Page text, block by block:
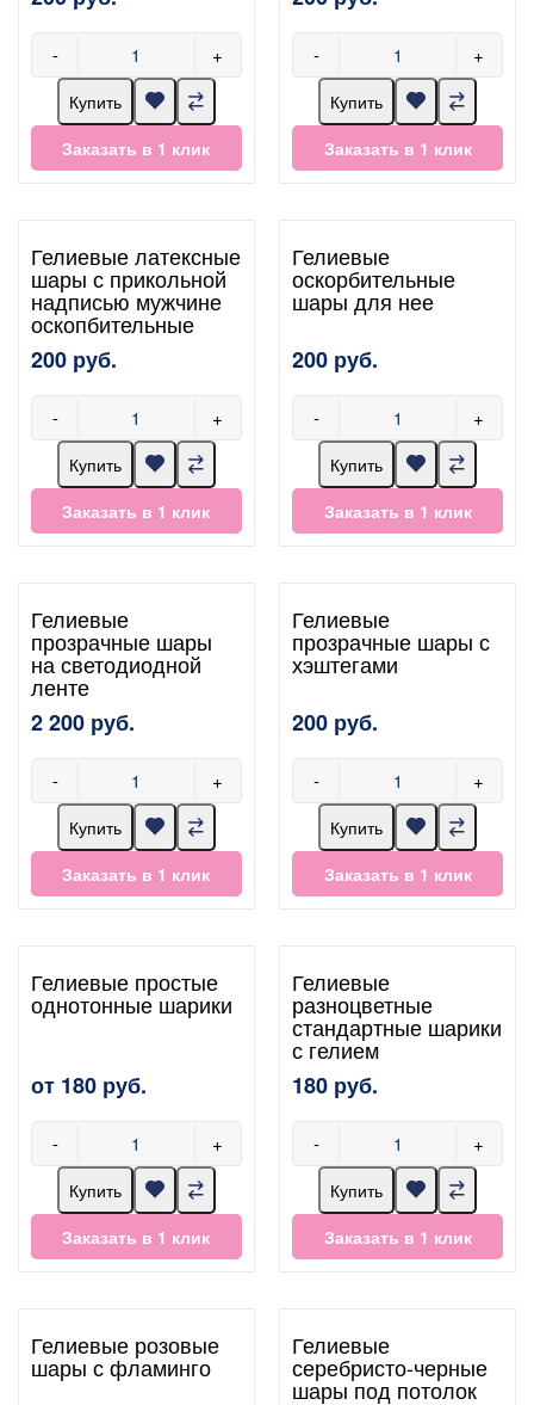
- +
Купить
Заказать в 1 клик
- +
Купить
Заказать в 1 клик
Гелиевые латексные
шары с прикольной
надписью мужчине
оскопбительные
200 руб.
- +
Купить
Заказать в 1 клик
Гелиевые
оскорбительные
шары для нее
200 руб.
- +
Купить
Заказать в 1 клик
Гелиевые
прозрачные шары
на светодиодной
ленте
2 200 руб.
- +
Купить
Заказать в 1 клик
Гелиевые
прозрачные шары с
хэштегами
200 руб.
- +
Купить
Заказать в 1 клик
Гелиевые простые
однотонные шарики
от 180 руб.
- +
Купить
Заказать в 1 клик
Гелиевые
разноцветные
стандартные шарики
с гелием
180 руб.
- +
Купить
Заказать в 1 клик
Гелиевые розовые
шары с фламинго
Гелиевые
серебристо-черные
шары под потолок